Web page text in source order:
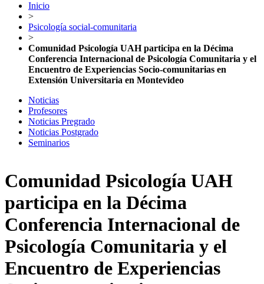
Inicio
>
Psicología social-comunitaria
>
Comunidad Psicología UAH participa en la Décima
Conferencia Internacional de Psicología Comunitaria y el
Encuentro de Experiencias Socio-comunitarias en
Extensión Universitaria en Montevideo
Noticias
Profesores
Noticias Pregrado
Noticias Postgrado
Seminarios
Comunidad Psicología UAH
participa en la Décima
Conferencia Internacional de
Psicología Comunitaria y el
Encuentro de Experiencias